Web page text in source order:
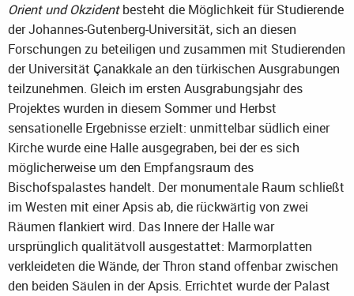
Orient und Okzidentbesteht die Möglichkeit für Studierende
der Johannes-Gutenberg-Universität, sich an diesen
Forschungen zu beteiligen und zusammen mit Studierenden
der Universität Çanakkale an den türkischen Ausgrabungen
teilzunehmen. Gleich im ersten Ausgrabungsjahr des
Projektes wurden in diesem Sommer und Herbst
sensationelle Ergebnisse erzielt: unmittelbar südlich einer
Kirche wurde eine Halle ausgegraben, bei der es sich
möglicherweise um den Empfangsraum des
Bischofspalastes handelt. Der monumentale Raum schließt
im Westen mit einer Apsis ab, die rückwärtig von zwei
Räumen flankiert wird. Das Innere der Halle war
ursprünglich qualitätvoll ausgestattet: Marmorplatten
verkleideten die Wände, der Thron stand offenbar zwischen
den beiden Säulen in der Apsis. Errichtet wurde der Palast